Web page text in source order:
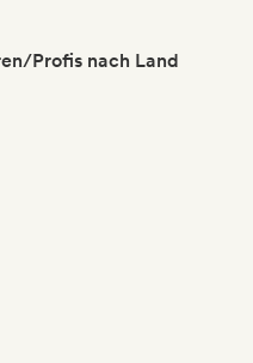
Profis nach Land